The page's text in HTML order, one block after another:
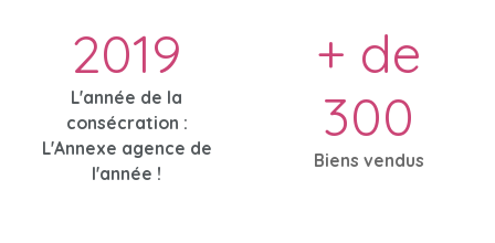
2019
L'année de la
consécration :
L'Annexe agence de
l'année !
+ de
300
Biens vendus